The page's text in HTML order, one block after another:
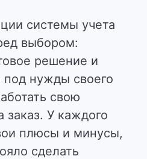
системы учета
выбором:
решение и
под нужды своего
свою
заказ. У каждого
плюсы и минусы,
сделать